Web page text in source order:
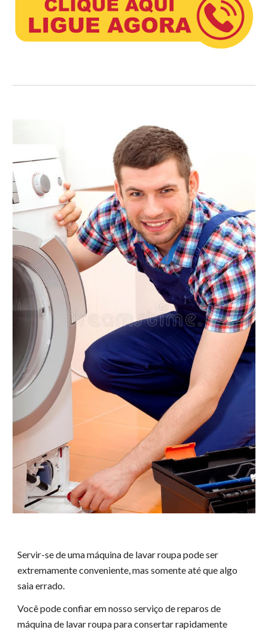
Servir-se de uma máquina de lavar roupa pode ser
extremamente conveniente, mas somente até que algo
saia errado.
Você pode confiar em nosso serviço de reparos de
máquina de lavar roupa para consertar rapidamente